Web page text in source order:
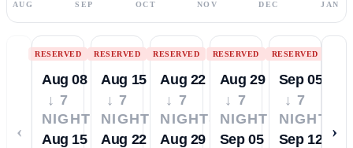
AUG SEP OCT NOV DEC JAN
‹
RESERVED
Aug 08
↓ 7
NIGHTS
Aug 15
RESERVED
Aug 15
↓ 7
NIGHTS
Aug 22
RESERVED
Aug 22
↓ 7
NIGHTS
Aug 29
RESERVED
Aug 29
↓ 7
NIGHTS
Sep 05
RESERVED
Sep 05
↓ 7
NIGHTS
Sep 12
›